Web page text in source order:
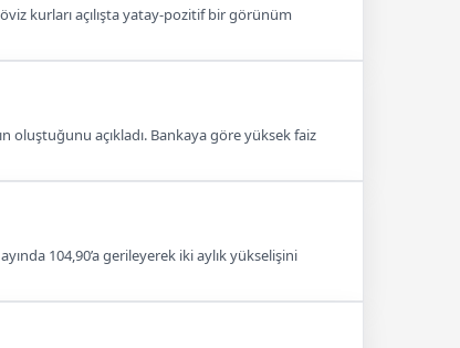
kurları açılışta yatay-pozitif bir görünüm
oluştuğunu açıkladı. Bankaya göre yüksek faiz
104,90’a gerileyerek iki aylık yükselişini